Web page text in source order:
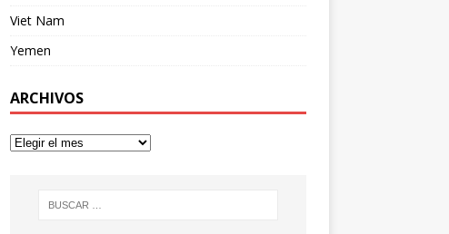
Viet Nam
Yemen
ARCHIVOS